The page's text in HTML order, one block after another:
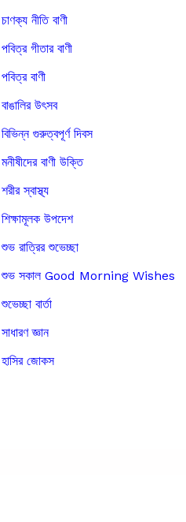
চাণক্য নীতি বাণী
পবিত্র গীতার বাণী
পবিত্র বাণী
বাঙালির উৎসব
বিভিন্ন গুরুত্বপূর্ণ দিবস
মনীষীদের বাণী উক্তি
শরীর স্বাস্থ্য
শিক্ষামূলক উপদেশ
শুভ রাত্রির শুভেচ্ছা
শুভ সকাল Good Morning Wishes
শুভেচ্ছা বার্তা
সাধারণ জ্ঞান
হাসির জোকস